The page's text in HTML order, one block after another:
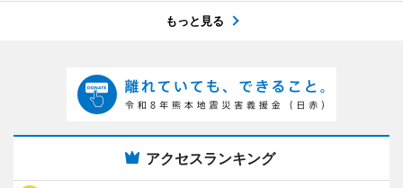
もっと見る
アクセスランキング